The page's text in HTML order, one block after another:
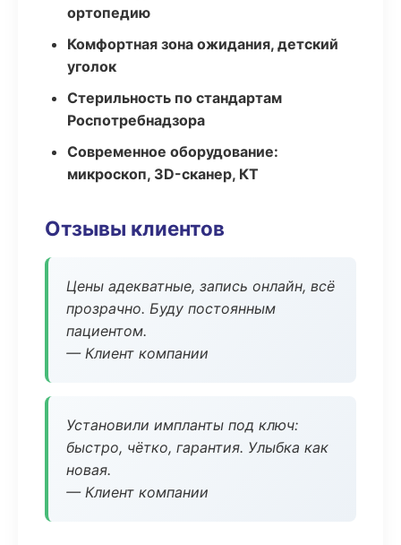
ортопедию
Комфортная зона ожидания, детский
уголок
Стерильность по стандартам
Роспотребнадзора
Современное оборудование:
микроскоп, 3D-сканер, КТ
Отзывы клиентов
Цены адекватные, запись онлайн, всё
прозрачно. Буду постоянным
пациентом.
— Клиент компании
Установили импланты под ключ:
быстро, чётко, гарантия. Улыбка как
новая.
— Клиент компании